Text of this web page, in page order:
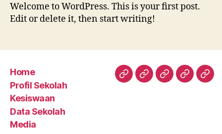
Welcome to WordPress. This is your first post.
Edit or delete it, then start writing!
Home
Profil Sekolah
Kesiswaan
Data Sekolah
Media
HomeProfilKesiswaan
Data